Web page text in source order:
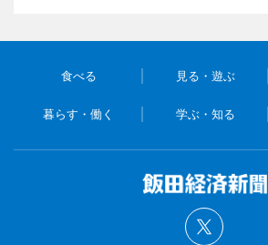
食べる 見る・遊ぶ
暮らす・働く 学ぶ・知る